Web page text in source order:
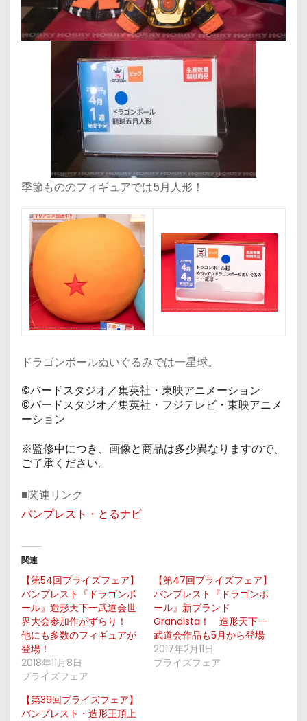
季節もののフィギュアでは5月人形！
ドラゴンボールぬいぐるみでは一星球。
©バードスタジオ／集英社・東映アニメーション
©バードスタジオ／集英社・フジテレビ・東映アニメ
ーション
※監修中につき、画像と商品は多少異なりますので、
ご了承ください。
■関連リンク
バンプレスト・とるナビ
関連
【第54回プライズフェア】
バンプレスト『ドラゴンボ
ール』造形天下一武道会世
界大会参加作がずらり！
他にも多数のフィギュアが
登場！
2018年11月8日
プライズフェア
【第47回プライズフェア】
バンプレスト『ドラゴンボ
ール』新ブランド
Grandista！ 造形天下一
武道会作品も5月から登場
2017年2月11日
プライズフェア
【第39回プライズフェア】
バンプレスト・造形王頂上